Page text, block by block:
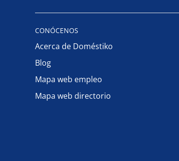
CONÓCENOS
Acerca de Doméstiko
Blog
Mapa web empleo
Mapa web directorio